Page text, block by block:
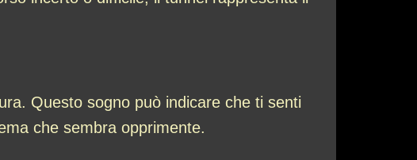
Questo sogno può indicare che ti senti
che sembra opprimente.